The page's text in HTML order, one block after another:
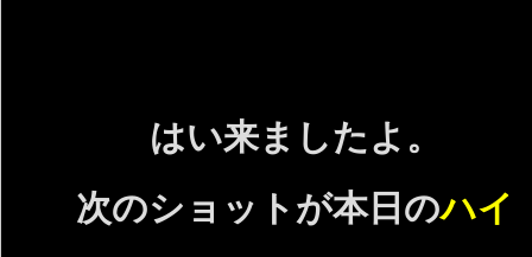
はい来ましたよ。
次のショットが本日のハイ